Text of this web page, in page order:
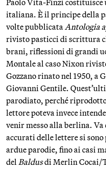
Paolo Vita-Finzi
italiana. È il principe della
volte pubblicataAntologia
rivisto pasticci di scrittura
brani, riflessioni di grandi
Montale al caso Nixon
Gozzano rinato nel 1950, a
Giovanni Gentile.
parodiato, perché
lettore poteva invece
venir messo alla berlina.
accurati delle lettere si
ardue parodie, fino ai casi
delBaldusdi Merlin Cocai/